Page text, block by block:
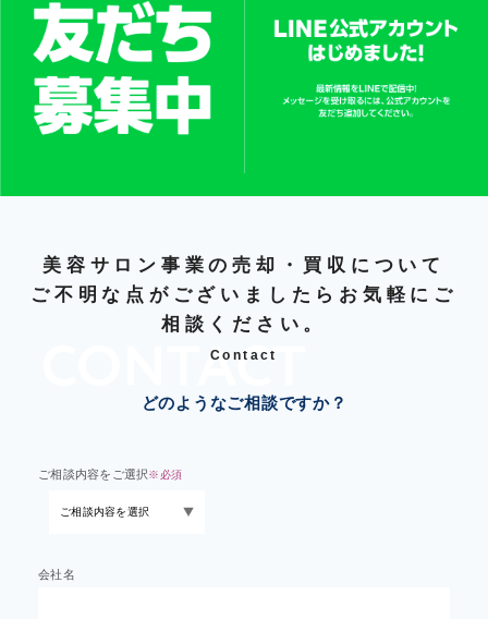
美容サロン事業の売却・買収について
ご不明な点がございましたらお気軽にご
相談ください。
Contact
どのようなご相談ですか？
ご相談内容をご選択※必須
会社名